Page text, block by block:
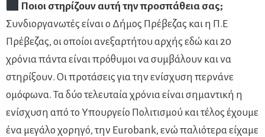
Ποιοι στηρίζουν αυτή την προσπάθεια σας;
Συνδιοργανωτές είναι ο Δήμος Πρέβεζας και η Π.Ε
Πρέβεζας, οι οποίοι ανεξαρτήτου αρχής εδώ και 20
χρόνια πάντα είναι πρόθυμοι να συμβάλουν και να
στηρίξουν. Οι προτάσεις για την ενίσχυση περνάνε
ομόφωνα. Τα δύο τελευταία χρόνια είναι σημαντική η
ενίσχυση από το Υπουργείο Πολιτισμού και τέλος έχουμε
ένα μεγάλο χορηγό, την Eurobank, ενώ παλιότερα είχαμε